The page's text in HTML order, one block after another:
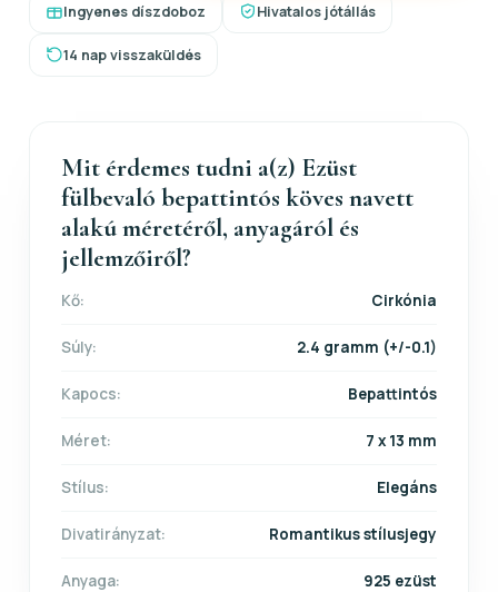
Ingyenes díszdoboz Hivatalos jótállás
14 nap visszaküldés
Mit érdemes tudni a(z) Ezüst
fülbevaló bepattintós köves navett
alakú méretéről, anyagáról és
jellemzőiről?
Kő: Cirkónia
Súly: 2.4 gramm (+/-0.1)
Kapocs: Bepattintós
Méret: 7 x 13 mm
Stílus: Elegáns
Divatirányzat: Romantikus stílusjegy
Anyaga: 925 ezüst